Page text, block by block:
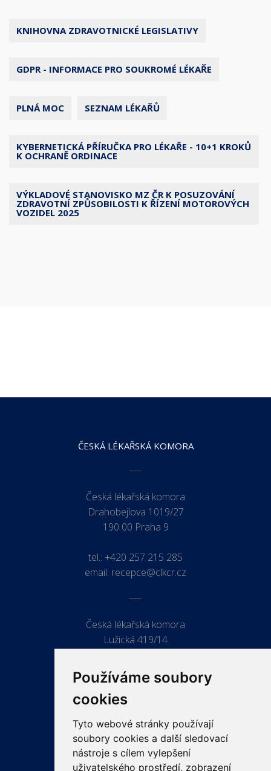
Používáme soubory
cookies
Tyto webové stránky používají
soubory cookies a další sledovací
nástroje s cílem vylepšení
uživatelského prostředí, zobrazení
KNIHOVNA ZDRAVOTNICKÉ LEGISLATIVY
GDPR - INFORMACE PRO SOUKROMÉ LÉKAŘE
PLNÁ MOC SEZNAM LÉKAŘŮ
KYBERNETICKÁ PŘÍRUČKA PRO LÉKAŘE - 10+1 KROKŮ
K OCHRANĚ ORDINACE
VÝKLADOVÉ STANOVISKO MZ ČR K POSUZOVÁNÍ
ZDRAVOTNÍ ZPŮSOBILOSTI K ŘÍZENÍ MOTOROVÝCH
VOZIDEL 2025
ČESKÁ LÉKAŘSKÁ KOMORA
Česká lékařská komora
Drahobejlova 1019/27
190 00 Praha 9
tel.: +420 257 215 285
email: recepce@clkcr.cz
Česká lékařská komora
Lužická 419/14
ODKAZY
PRO LÉKAŘE